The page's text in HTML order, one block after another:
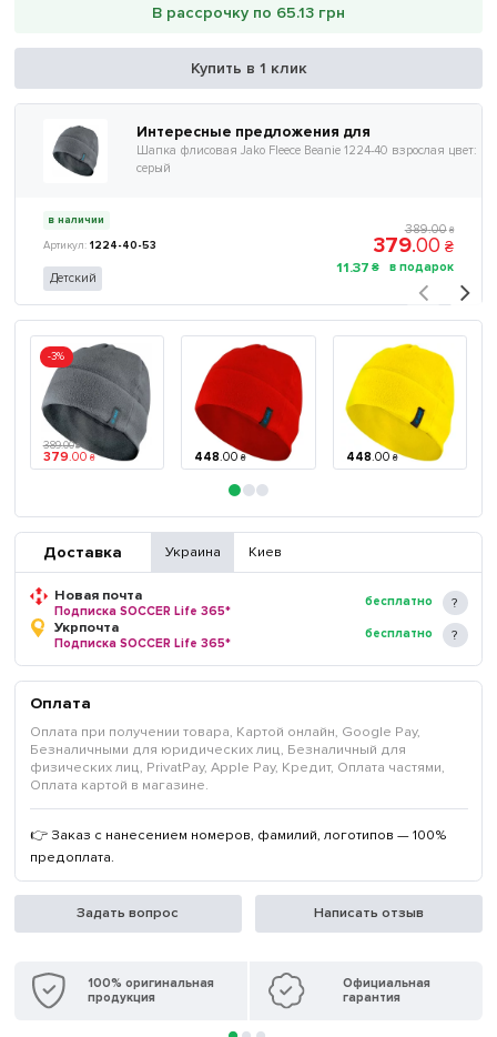
В рассрочку по 65.13 грн
Купить в 1 клик
Интересные предложения для
Шапка флисовая Jako Fleece Beanie 1224-40 взрослая цвет:
серый
в наличии
1224-40-53
Детский
389.00 ₴
379.00 ₴
11.37 ₴
-3%
389.00 ₴
379.00 ₴ 448.00 ₴ 448.00 ₴
Доставка Украина Киев
Новая почта
Подписка SOCCER Life 365*
бесплатно
Укрпочта
Подписка SOCCER Life 365*
бесплатно
Оплата
Оплата при получении товара, Картой онлайн, Google Pay,
Безналичными для юридических лиц, Безналичный для
физических лиц, PrivatPay, Apple Pay, Кредит, Оплата частями,
Оплата картой в магазине.
👉 Заказ с нанесением номеров, фамилий, логотипов — 100%
предоплата.
Задать вопрос Написать отзыв
100% оригинальная
продукция
Официальная
гарантия